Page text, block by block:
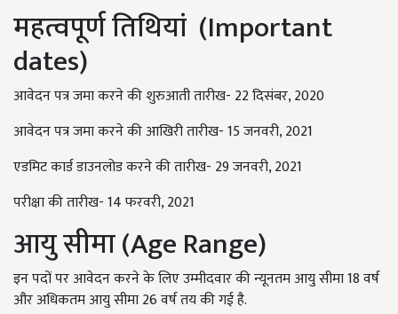
महत्वपूर्ण तिथियां (Important
dates)
आवेदन पत्र जमा करने की शुरुआती तारीख- 22 दिसंबर, 2020
आवेदन पत्र जमा करने की आखिरी तारीख- 15 जनवरी, 2021
एडमिट कार्ड डाउनलोड करने की तारीख- 29 जनवरी, 2021
परीक्षा की तारीख- 14 फरवरी, 2021
आयु सीमा (Age Range)
इन पदों पर आवेदन करने के लिए उम्मीदवार की न्यूनतम आयु सीमा 18 वर्ष
और अधिकतम आयु सीमा 26 वर्ष तय की गई है.